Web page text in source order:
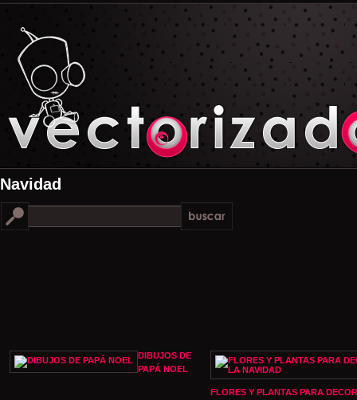
Navidad
DIBUJOS DE
PAPÁ NOEL
FLORES Y PLANTAS PARA